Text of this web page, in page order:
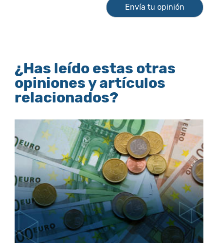
¿Has leído estas otras
opiniones y artículos
relacionados?